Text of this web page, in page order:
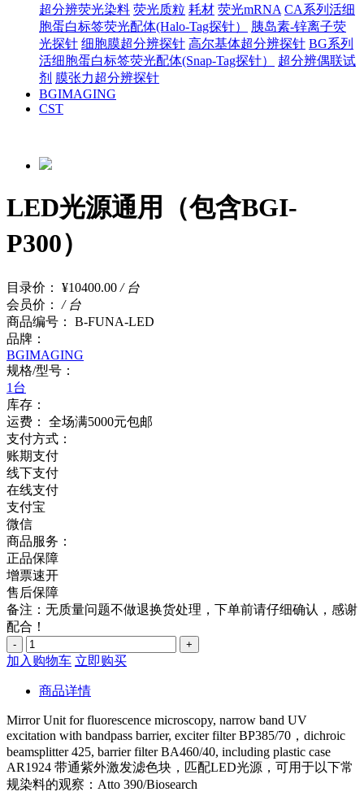
超分辨荧光染料 荧光质粒 耗材 荧光mRNA CA系列活细
胞蛋白标签荧光配体(Halo-Tag探针）
胰岛素-锌离子荧
光探针 细胞膜超分辨探针 高尔基体超分辨探针 BG系列
活细胞蛋白标签荧光配体(Snap-Tag探针）
超分辨偶联试
剂 膜张力超分辨探针
BGIMAGING
CST
LED光源通用（包含BGI-
P300）
目录价： ¥10400.00 / 台
会员价：
/ 台
商品编号：
B-FUNA-LED
品牌：
BGIMAGING
规格/型号：
1台
库存：
运费：
全场满5000元包邮
支付方式：
账期支付
线下支付
在线支付
支付宝
微信
商品服务：
正品保障
增票速开
售后保障
备注：无质量问题不做退换货处理，下单前请仔细确认，感谢
配合！
- +
加入购物车 立即购买
商品详情
Mirror Unit for fluorescence microscopy, narrow band UV
excitation with bandpass barrier, exciter filter BP385/70，dichroic
beamsplitter 425, barrier filter BA460/40, including plastic case
AR1924 带通紫外激发滤色块，匹配LED光源，可用于以下常
规染料的观察：Atto 390/Biosearch